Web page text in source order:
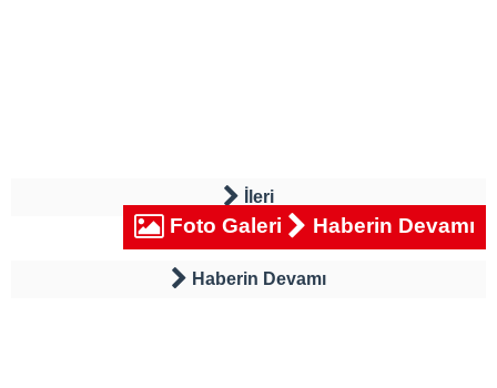
İleri
Foto Galeri Haberin Devamı
Haberin Devamı